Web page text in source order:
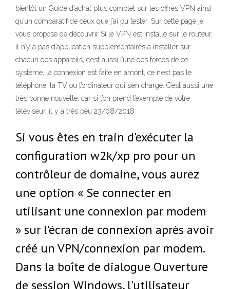
bientôt un Guide d’achat plus complet sur les offres VPN ainsi
qu’un comparatif de ceux que j’ai pu tester. Sur cette page je
vous propose de découvrir Si le VPN est installé sur le routeur,
il n’y a pas d’application supplémentaires à installer sur
chacun des appareils, c’est aussi l’une des forces de ce
système, la connexion est faite en amont, ce n’est pas le
téléphone, la TV ou l’ordinateur qui s’en charge. C’est aussi une
très bonne nouvelle, car si l’on prend l’exemple de votre
téléviseur, il y a très peu 23/08/2018
Si vous êtes en train d'exécuter la
configuration w2k/xp pro pour un
contrôleur de domaine, vous aurez
une option « Se connecter en
utilisant une connexion par modem
» sur l'écran de connexion après avoir
créé un VPN/connexion par modem.
Dans la boîte de dialogue Ouverture
de session Windows, l'utilisateur